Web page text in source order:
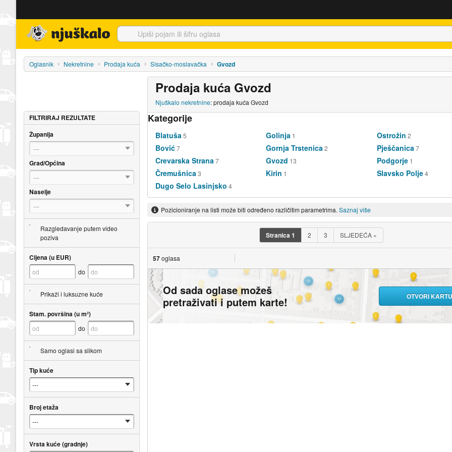
Oglasnik Nekretnine Prodaja kuća Sisačko-moslavačka Gvozd
Prodaja kuća Gvozd
Njuškalo nekretnine: prodaja kuća Gvozd
Kategorije
Blatuša 5
Bović7
Crevarska Strana 7
Čremušnica 3
Dugo Selo Lasinjsko 4
Golinja 1
Gornja Trstenica 2
Gvozd 13
Kirin 1
Ostrožin 2
Pješčanica 7
Podgorje 1
Slavsko Polje4
Pozicioniranje na listi može biti određeno različitim parametrima. Saznaj više
Stranica1 2 3 SLJEDEĆA »
57oglasa
Od sada oglase možeš
pretraživati i putem karte!
OTVORI KARTU
FILTRIRAJ REZULTATE
Županija
---
Grad/Općina
---
Naselje
---
Razgledavanje putem video
poziva
Cijena (u EUR)
do
Prikaži i luksuzne kuće
Stam. površina (u m²)
do
Samo oglasi sa slikom
Tip kuće
Broj etaža
Vrsta kuće (gradnje)